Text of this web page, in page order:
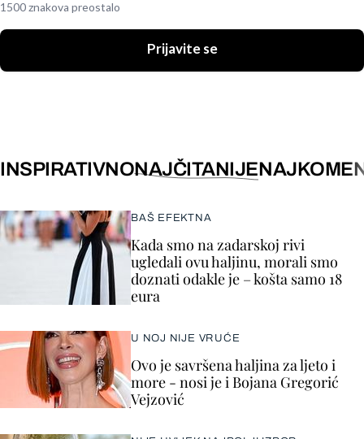
1500 znakova preostalo
Prijavite se
INSPIRATIVNONAJČITANIJE
BAŠ EFEKTNA
Kada smo na zadarskoj rivi
ugledali ovu haljinu, morali smo
doznati odakle je – košta samo 18
eura
U NOJ NIJE VRUĆE
Ovo je savršena haljina za ljeto i
more - nosi je i Bojana Gregorić
Vejzović